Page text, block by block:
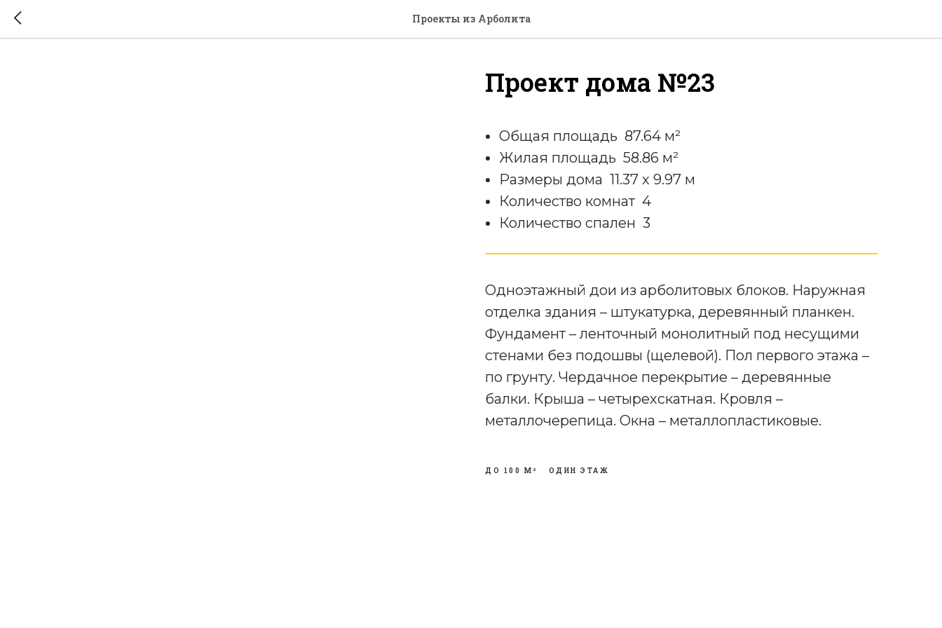
Проекты из Арболита
Проект дома №23
Общая площадь 87.64 м²
Жилая площадь 58.86 м²
Размеры дома 11.37 x 9.97 м
Количество комнат 4
Количество спален 3
Одноэтажный дои из арболитовых блоков. Наружная
отделка здания – штукатурка, деревянный планкен.
Фундамент – ленточный монолитный под несущими
стенами без подошвы (щелевой). Пол первого этажа –
по грунту. Чердачное перекрытие – деревянные
балки. Крыша – четырехскатная. Кровля –
металлочерепица. Окна – металлопластиковые.
ДО 100 М² ОДИН ЭТАЖ